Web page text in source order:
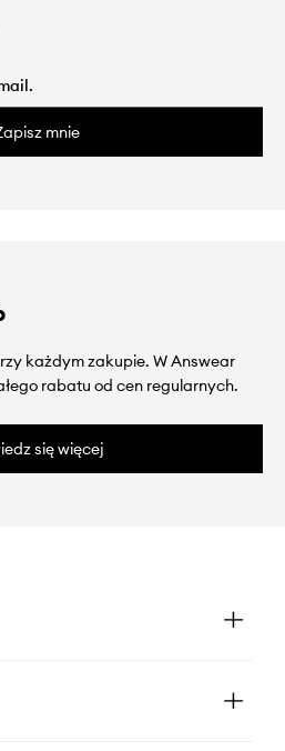
mnie
każdym zakupie. W Answear
rabatu od cen regularnych.
się więcej